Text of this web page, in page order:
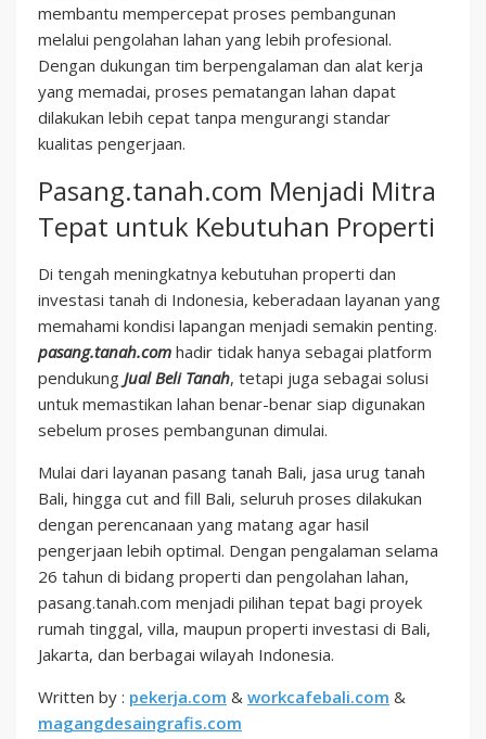
membantu mempercepat proses pembangunan
melalui pengolahan lahan yang lebih profesional.
Dengan dukungan tim berpengalaman dan alat kerja
yang memadai, proses pematangan lahan dapat
dilakukan lebih cepat tanpa mengurangi standar
kualitas pengerjaan.
Pasang.tanah.com Menjadi Mitra
Tepat untuk Kebutuhan Properti
Di tengah meningkatnya kebutuhan properti dan
investasi tanah di Indonesia, keberadaan layanan yang
memahami kondisi lapangan menjadi semakin penting.
pasang.tanah.com hadir tidak hanya sebagai platform
pendukung Jual Beli Tanah, tetapi juga sebagai solusi
untuk memastikan lahan benar-benar siap digunakan
sebelum proses pembangunan dimulai.
Mulai dari layanan pasang tanah Bali, jasa urug tanah
Bali, hingga cut and fill Bali, seluruh proses dilakukan
dengan perencanaan yang matang agar hasil
pengerjaan lebih optimal. Dengan pengalaman selama
26 tahun di bidang properti dan pengolahan lahan,
pasang.tanah.com menjadi pilihan tepat bagi proyek
rumah tinggal, villa, maupun properti investasi di Bali,
Jakarta, dan berbagai wilayah Indonesia.
Written by : pekerja.com & workcafebali.com &
magangdesaingrafis.com